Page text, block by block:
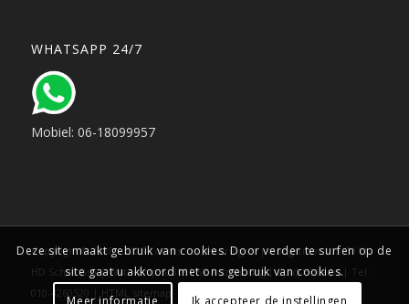
WHATSAPP 24/7
Mobiel: 06-18099957
Copyright © 1988 - 2025 Toeras verzekeringen | Hoogstraat 115, 3111
HD Schiedam | Watersnip 5, 3181 SR Rozenburg | Zuid-Holland | Tel:
010-4260520 | HTML sitemap
Deze site maakt gebruik van cookies. Door verder te surfen op de
site gaat u akkoord met ons gebruik van cookies.